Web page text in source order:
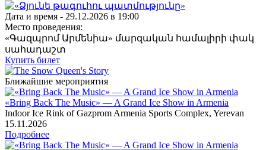
Дата и время - 29.12.2026 в 19:00
Место проведения:
«Գազպրոմ Արմենիա» մարզական համալիրի փակ
սահադաշտ
Купить билет
Ближайшие мероприятия
«Bring Back The Music» — A Grand Ice Show in Armenia
Indoor Ice Rink of Gazprom Armenia Sports Complex, Yerevan
15.11.2026
Подробнее